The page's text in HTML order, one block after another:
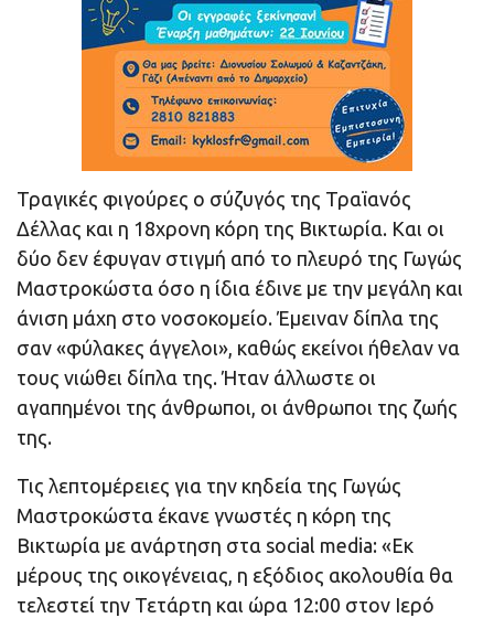
Τραγικές φιγούρες ο σύζυγός της Τραϊανός
Δέλλας και η 18χρονη κόρη της Βικτωρία. Και οι
δύο δεν έφυγαν στιγμή από το πλευρό της Γωγώς
Μαστροκώστα όσο η ίδια έδινε με την μεγάλη και
άνιση μάχη στο νοσοκομείο. Έμειναν δίπλα της
σαν «φύλακες άγγελοι», καθώς εκείνοι ήθελαν να
τους νιώθει δίπλα της. Ήταν άλλωστε οι
αγαπημένοι της άνθρωποι, οι άνθρωποι της ζωής
της.
Τις λεπτομέρειες για την κηδεία της Γωγώς
Μαστροκώστα έκανε γνωστές η κόρη της
Βικτωρία με ανάρτηση στα social media: «Εκ
μέρους της οικογένειας, η εξόδιος ακολουθία θα
τελεστεί την Τετάρτη και ώρα 12:00 στον Ιερό